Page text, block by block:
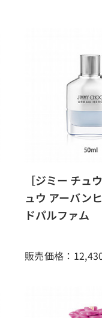
［ジミー チュ
ュウ アーバン
ドパルファム
販売価格：